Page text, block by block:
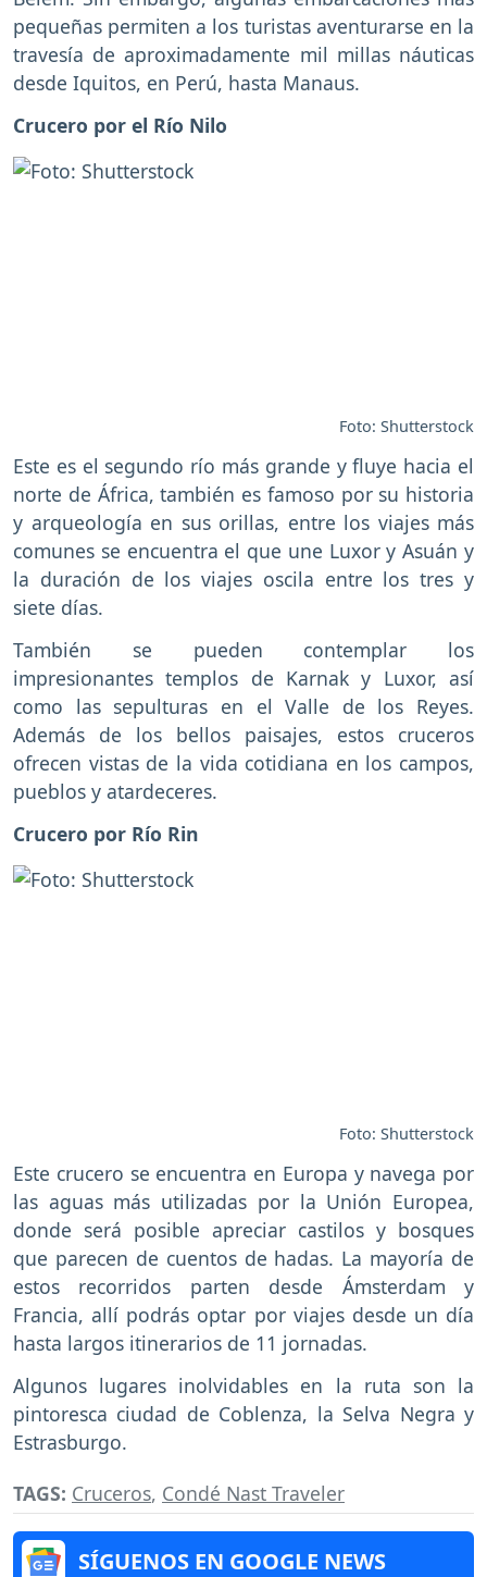
pequeñas permiten a los turistas aventurarse en la
travesía de aproximadamente mil millas náuticas
desde Iquitos, en Perú, hasta Manaus.
Crucero por el Río Nilo
Foto: Shutterstock
Este es el segundo río más grande y fluye hacia el
norte de África, también es famoso por su historia
y arqueología en sus orillas, entre los viajes más
comunes se encuentra el que une Luxor y Asuán y
la duración de los viajes oscila entre los tres y
siete días.
También se pueden contemplar los
impresionantes templos de Karnak y Luxor, así
como las sepulturas en el Valle de los Reyes.
Además de los bellos paisajes, estos cruceros
ofrecen vistas de la vida cotidiana en los campos,
pueblos y atardeceres.
Crucero por Río Rin
Foto: Shutterstock
Este crucero se encuentra en Europa y navega por
las aguas más utilizadas por la Unión Europea,
donde será posible apreciar castilos y bosques
que parecen de cuentos de hadas. La mayoría de
estos recorridos parten desde Ámsterdam y
Francia, allí podrás optar por viajes desde un día
hasta largos itinerarios de 11 jornadas.
Algunos lugares inolvidables en la ruta son la
pintoresca ciudad de Coblenza, la Selva Negra y
Estrasburgo.
TAGS: Cruceros, Condé Nast Traveler
SÍGUENOS EN GOOGLE NEWS